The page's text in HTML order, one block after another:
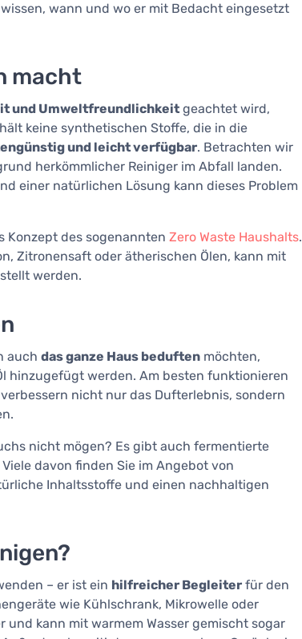
wann und wo er mit Bedacht eingesetzt
macht
und Umweltfreundlichkeit geachtet wird,
keine synthetischen Stoffe, die in die
und leicht verfügbar. Betrachten wir
herkömmlicher Reiniger im Abfall landen.
einer natürlichen Lösung kann dieses Problem
Konzept des sogenannten Zero Waste Haushalts.
Zitronensaft oder ätherischen Ölen, kann mit
werden.
auch das ganze Haus beduften möchten,
hinzugefügt werden. Am besten funktionieren
nicht nur das Dufterlebnis, sondern
nicht mögen? Es gibt auch fermentierte
davon finden Sie im Angebot von
Inhaltsstoffe und einen nachhaltigen
– er ist ein hilfreicher Begleiter für den
wie Kühlschrank, Mikrowelle oder
und kann mit warmem Wasser gemischt sogar